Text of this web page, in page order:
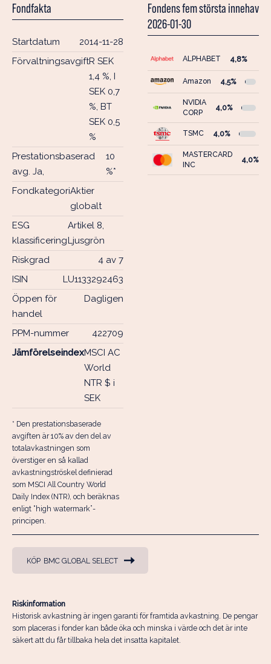
Fondfakta
Startdatum
2014-11-28
FörvaltningsavgiftR SEK
1,4 %, I
SEK 0,7
%, BT
SEK 0,5
%
Prestationsbaserad
avg. Ja,
10
%*
FondkategoriAktier
globalt
ESG
klassificering
Artikel 8,
Ljusgrön
Riskgrad
4 av 7
ISIN
LU1133292463
Öppen för
handel
Dagligen
PPM-nummer
422709
JämförelseindexMSCI AC
World
NTR $ i
SEK
* Den prestationsbaserade
avgiften är 10% av den del av
totalavkastningen som
överstiger en så kallad
avkastningströskel definierad
som MSCI All Country World
Daily Index (NTR), och beräknas
enligt “high watermark”-
principen.
Fondens fem största innehav
2026-01-30
ALPHABET 4,8%
Amazon 4,5%
NVIDIA
CORP
4,0%
TSMC 4,0%
MASTERCARD
INC
4,0%
KÖP BMC GLOBAL SELECT
Riskinformation
Historisk avkastning är ingen garanti för framtida avkastning. De pengar
som placeras i fonder kan både öka och minska i värde och det är inte
säkert att du får tillbaka hela det insatta kapitalet.